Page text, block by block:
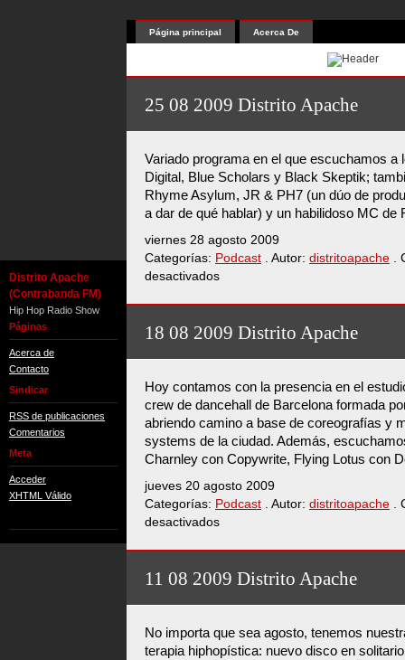
Distrito Apache
(Contrabanda FM)
Hip Hop Radio Show
Páginas
Acerca de
Contacto
Sindicar
RSS de publicaciones
Comentarios
Meta
Acceder
XHTML Válido
Página principal Acerca De
25 08 2009 Distrito Apache
Variado programa en el que escuchamos a
Digital, Blue Scholars y Black Skeptik;
Rhyme Asylum, JR & PH7 (un dúo de
a dar de qué hablar) y un habilidoso MC de
viernes 28 agosto 2009
Categorías: Podcast . Autor: distritoapache .
desactivadosen
08
Distrito
18 08 2009 Distrito Apache
Hoy contamos con la presencia en el
crew de dancehall de Barcelona formada
abriendo camino a base de coreografías y
systems de la ciudad. Además,
Charnley con Copywrite, Flying Lotus con
jueves 20 agosto 2009
Categorías: Podcast . Autor: distritoapache .
desactivadosen
08
Distrito
11 08 2009 Distrito Apache
No importa que sea agosto, tenemos
terapia hiphopística: nuevo disco en